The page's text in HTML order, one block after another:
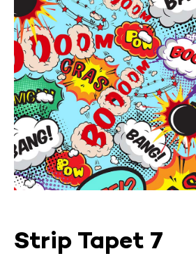
Strip Tapet 7